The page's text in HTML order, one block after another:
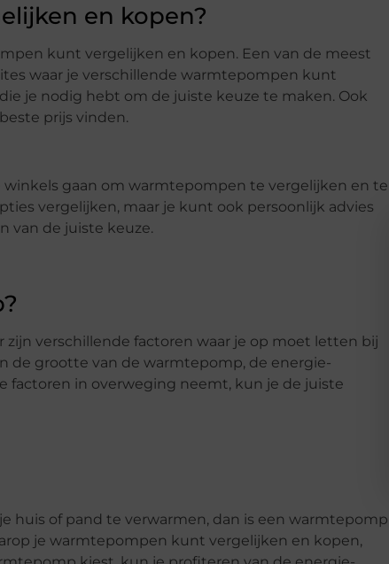
en kopen?
kunt vergelijken en kopen. Een van de meest
waar je verschillende warmtepompen kunt
je nodig hebt om de juiste keuze te maken. Ook
prijs vinden.
gaan om warmtepompen te vergelijken en te
vergelijken, maar je kunt ook persoonlijk advies
van de juiste keuze.
verschillende factoren waar je op moet letten bij
de grootte van de warmtepomp, de energie-
factoren in overweging neemt, kun je de juiste
huis of pand te verwarmen, dan is een warmtepomp
je warmtepompen kunt vergelijken en kopen,